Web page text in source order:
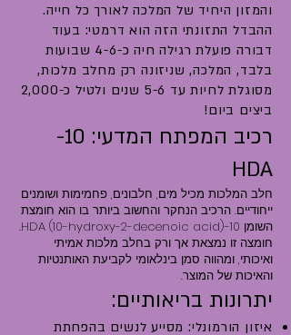
והמזון היחיד של המלכה לאורך כל חייה.
ההבדל התזונתי הזה הוא דרמטי: בעוד
דבורה פועלת רגילה חיה כ-4-6 שבועות
בלבד, המלכה, שניזונה רק מחלב מלכות,
מסוגלת לחיות עד 5-6 שנים ולטיל כ-2,000
ביצים ביום!
רכיב המפתח המדעי: 10-
HDA
חלב המלכות מכיל מים, חלבונים, פחמימות ושומנים
ייחודיים. הרכיב הנחקר והחשוב ביותר בו הוא חומצת
השומן 10-HDA (10-hydroxy-2-decenoic acid).
חומצה זו נמצאת אך ורק בחלב מלכות אמיתי
ואיכותי, ומהווה סמן בינלאומי לקביעת האותנטיות
והאיכות של המוצר.
יתרונות בריאותיים:
איזון הורמונלי: מסייע לנשים בהפחתת